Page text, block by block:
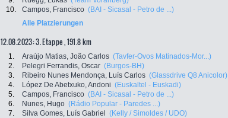
10.
Campos, Francisco (BAI - Sicasal - Petro de ...)
Alle Platzierungen
12.08.2023: 3. Etappe , 191.8 km
1. Araújo Matias, João Carlos (Tavfer-Ovos Matinados-Mor...)
2.
Pelegri Ferrandis, Oscar (Burgos-BH)
3.
Ribeiro Nunes Mendonça, Luís Carlos (Glassdrive Q8 Anicolor)
4.
López De Abetxuko, Andoni (Euskaltel - Euskadi)
5.
Campos, Francisco (BAI - Sicasal - Petro de ...)
6.
Nunes, Hugo (Rádio Popular - Paredes ...)
7.
Silva Gomes, Luís Gabriel (Kelly / Simoldes / UDO)